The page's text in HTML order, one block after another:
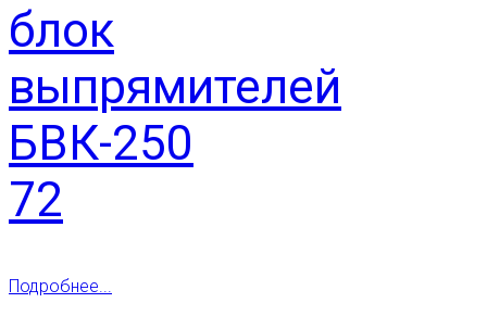
блок
выпрямителей
БВК-250
72
Подробнее...